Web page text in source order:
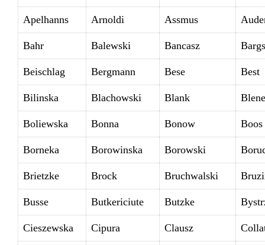
Apelhanns Arnoldi Assmus
Bahr Balewski Bancasz
Beischlag Bergmann Bese Best
Bilinska Blachowski Blank
Boliewska Bonna Bonow Boos
Borneka Borowinska Borowski
Brietzke Brock Bruchwalski
Busse Butkericiute Butzke
Cieszewska Cipura Clausz